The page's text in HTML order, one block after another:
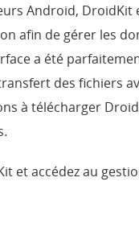
Android, DroidKit
afin de gérer les
a été
des fichiers
à télécharger
et accédez au